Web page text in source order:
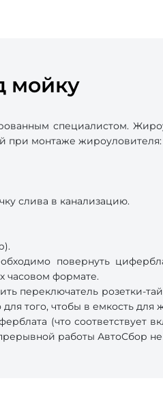
мойку
специалистом.
при монтаже жироуловителя:
слива в канализацию.
повернуть
часовом формате.
переключатель розетки-
того, чтобы в емкость
(что
работы АвтоСбор